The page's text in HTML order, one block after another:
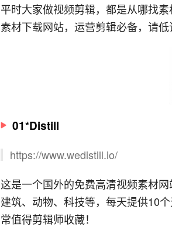
平时大家做视频剪辑，都是从哪找
素材下载网站，运营剪辑必备，请
01*Distill
https://www.wedistill.io/
这是一个国外的免费高清视频素材
建筑、动物、科技等，每天提供10
常值得剪辑师收藏！